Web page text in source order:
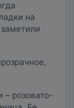
на
– розовато-